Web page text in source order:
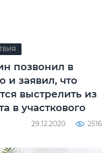
позвонил в
и заявил, что
выстрелить из
в участкового
29.12.2020 2516